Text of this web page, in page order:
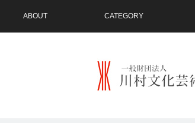
ABOUT CATEGORY